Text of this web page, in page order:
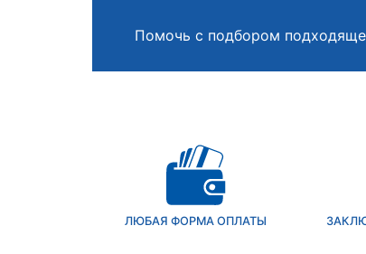
Помочь с подбором
ЛЮБАЯ ФОРМА ОПЛАТЫ